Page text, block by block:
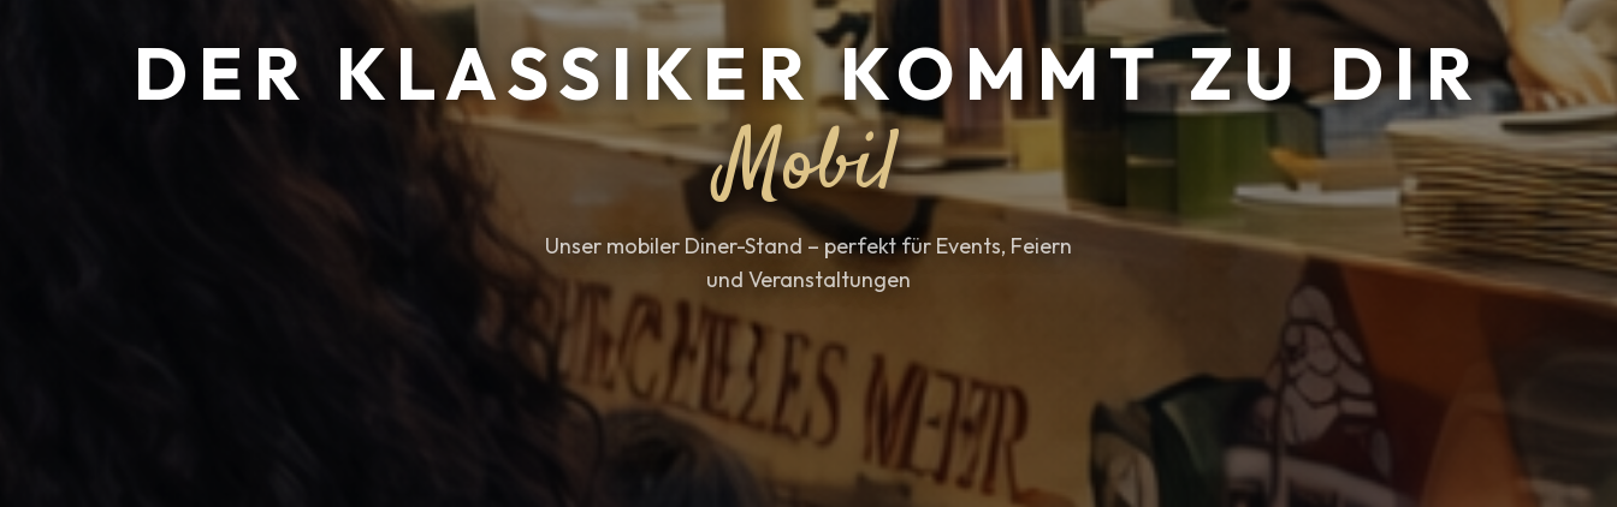
DER KLASSIKER KOMMT ZU DIR
Mobil
Unser mobiler Diner-Stand – perfekt für Events, Feiern
und Veranstaltungen